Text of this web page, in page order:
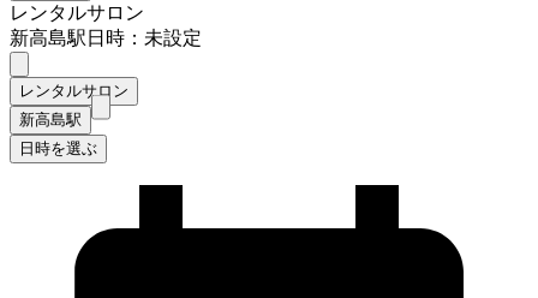
レンタルサロン
新高島駅日時：未設定
レンタルサロン
新高島駅
日時を選ぶ